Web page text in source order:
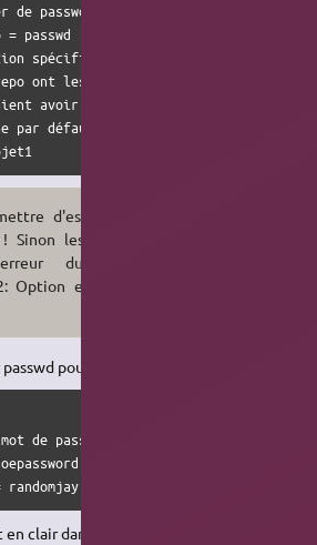
de password
= passwd
spécifie l'authentification du
ont les mêmes référentiels
avoir le même mot de passe de base
par défaut est le référentiel uuid.
d'espace en
les clients
du style
Option expected
pour qu'il ressemble à :
de passe
randomjay
en clair dans ce fichier, il convient donc